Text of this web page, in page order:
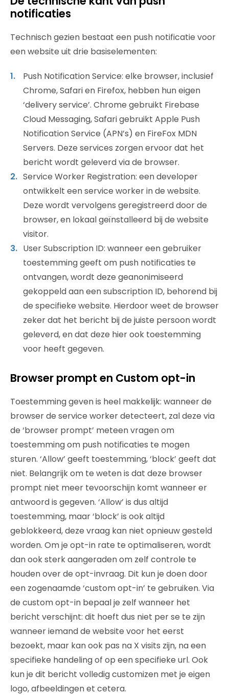
notificaties
Technisch gezien bestaat een push notificatie voor
een website uit drie basiselementen:
Push Notification Service: elke browser, inclusief
Chrome, Safari en Firefox, hebben hun eigen
‘delivery service’. Chrome gebruikt Firebase
Cloud Messaging, Safari gebruikt Apple Push
Notification Service (APN’s) en FireFox MDN
Servers. Deze services zorgen ervoor dat het
bericht wordt geleverd via de browser.
Service Worker Registration: een developer
ontwikkelt een service worker in de website.
Deze wordt vervolgens geregistreerd door de
browser, en lokaal geïnstalleerd bij de website
visitor.
User Subscription ID: wanneer een gebruiker
toestemming geeft om push notificaties te
ontvangen, wordt deze geanonimiseerd
gekoppeld aan een subscription ID, behorend bij
de specifieke website. Hierdoor weet de browser
zeker dat het bericht bij de juiste persoon wordt
geleverd, en dat deze hier ook toestemming
voor heeft gegeven.
Browser prompt en Custom opt-in
Toestemming geven is heel makkelijk: wanneer de
browser de service worker detecteert, zal deze via
de ‘browser prompt’ meteen vragen om
toestemming om push notificaties te mogen
sturen. ‘Allow’ geeft toestemming, ‘block’ geeft dat
niet. Belangrijk om te weten is dat deze browser
prompt niet meer tevoorschijn komt wanneer er
antwoord is gegeven. ‘Allow’ is dus altijd
toestemming, maar ‘block’ is ook altijd
geblokkeerd, deze vraag kan niet opnieuw gesteld
worden. Om je opt-in rate te optimaliseren, wordt
dan ook sterk aangeraden om zelf controle te
houden over de opt-invraag. Dit kun je doen door
een zogenaamde ‘custom opt-in’ te gebruiken. Via
de custom opt-in bepaal je zelf wanneer het
bericht verschijnt: dit hoeft dus niet per se te zijn
wanneer iemand de website voor het eerst
bezoekt, maar kan ook pas na X visits zijn, na een
specifieke handeling of op een specifieke url. Ook
kun je dit bericht volledig customizen met je eigen
logo, afbeeldingen et cetera.